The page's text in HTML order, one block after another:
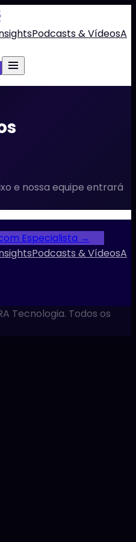
Podcasts & VídeosA
e nossa equipe entrará
Especialista →
Podcasts & VídeosA
Tecnologia. Todos os